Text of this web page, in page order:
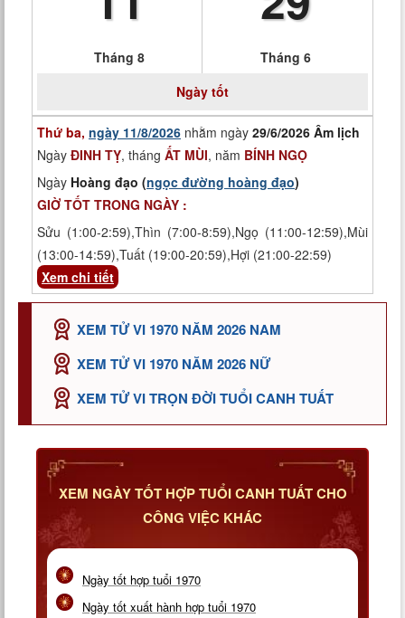
Tháng 8
Tháng 6
Ngày tốt
Thứ ba, ngày 11/8/2026 nhằm ngày 29/6/2026 Âm lịch
Ngày ĐINH TỴ, tháng ẤT MÙI, năm BÍNH NGỌ
Ngày Hoàng đạo (ngọc đường hoàng đạo)
GIỜ TỐT TRONG NGÀY :
Sửu (1:00-2:59),Thìn (7:00-8:59),Ngọ (11:00-12:59),Mùi
(13:00-14:59),Tuất (19:00-20:59),Hợi (21:00-22:59)
Xem chi tiết
XEM TỬ VI 1970 NĂM 2026 NAM
XEM TỬ VI 1970 NĂM 2026 NỮ
XEM TỬ VI TRỌN ĐỜI TUỔI CANH TUẤT
XEM NGÀY TỐT HỢP TUỔI CANH TUẤT CHO
CÔNG VIỆC KHÁC
Ngày tốt hợp tuổi 1970
Ngày tốt xuất hành hợp tuổi 1970